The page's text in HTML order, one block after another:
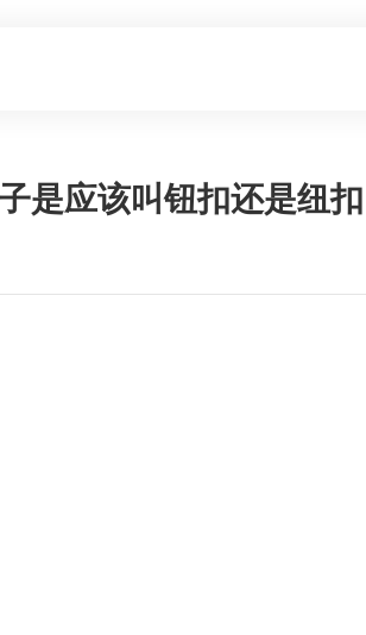
是应该叫钮扣还是纽扣